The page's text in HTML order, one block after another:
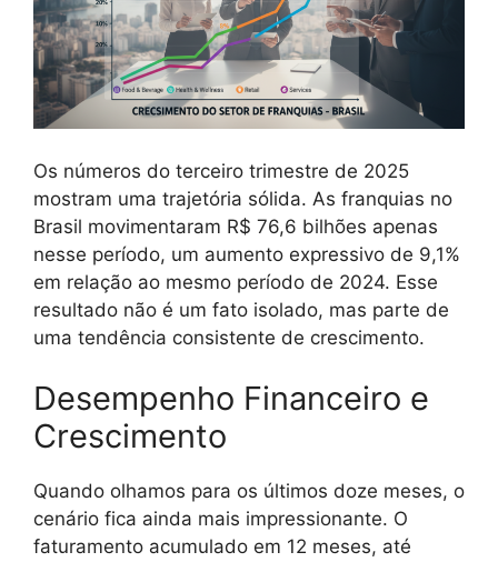
Os números do terceiro trimestre de 2025
mostram uma trajetória sólida. As franquias no
Brasil movimentaram R$ 76,6 bilhões apenas
nesse período, um aumento expressivo de 9,1%
em relação ao mesmo período de 2024. Esse
resultado não é um fato isolado, mas parte de
uma tendência consistente de crescimento.
Desempenho Financeiro e
Crescimento
Quando olhamos para os últimos doze meses, o
cenário fica ainda mais impressionante. O
faturamento acumulado em 12 meses, até